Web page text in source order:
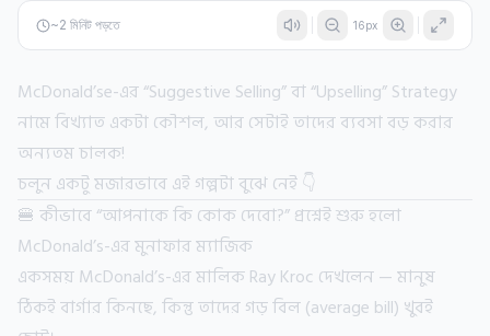
~2 মিনিট পড়তে 16px
McDonald’se-এর “Suggestive Selling” বা “Upselling” Strategy
নামে বিখ্যাত একটা কৌশল, আর সেটাই তাদের ব্যবসা বড় করার
অন্যতম চালক!
চলুন একটু মজারভাবে এই গল্পটা বুঝে নেই 👇
🍔 কীভাবে “আপনাকে কি কোক দেবো?” প্রশ্নেই শুরু হলো
McDonald’s-এর মুনাফার ম্যাজিক
একসময় McDonald’s-এর মালিক Ray Kroc দেখলেন — মানুষ
ঠিকই বার্গার কিনছে, কিন্তু তাদের গড় বিল (average bill) খুবই